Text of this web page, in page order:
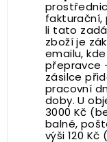
fakturační,
li tato
zboží je
emailu,
přepravce
zásilce
pracovní
doby. U
3000 Kč
balné,
výši 120 Kč